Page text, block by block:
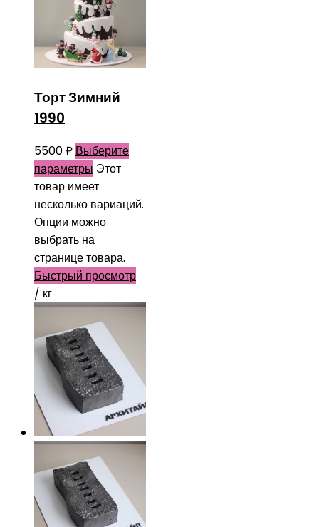
Торт Зимний
1990
5500₽ Выберите
параметры Этот
товар имеет
несколько вариаций.
Опции можно
выбрать на
странице товара.
Быстрый просмотр
/ кг